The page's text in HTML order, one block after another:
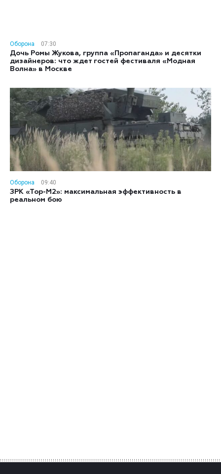
Оборона
07:30
Дочь Ромы Жукова, группа «Пропаганда» и десятки
дизайнеров: что ждет гостей фестиваля «Модная
Волна» в Москве
Оборона
09:40
ЗРК «Тор-М2»: максимальная эффективность в
реальном бою